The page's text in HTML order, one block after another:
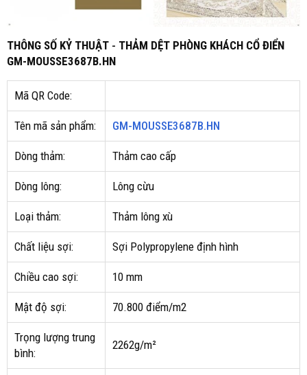
THÔNG SỐ KỶ THUẬT - THẢM DỆT PHÒNG KHÁCH CỔ ĐIỂN
GM-MOUSSE3687B.HN
Mã QR Code:
Tên mã sản phẩm: GM-MOUSSE3687B.HN
Dòng thảm: Thảm cao cấp
Dòng lông: Lông cừu
Loại thảm: Thảm lông xù
Chất liệu sợi: Sợi Polypropylene định hình
Chiều cao sợi: 10 mm
Mật độ sợi: 70.800 điểm/m2
Trọng lượng trung
bình:
2262g/m²